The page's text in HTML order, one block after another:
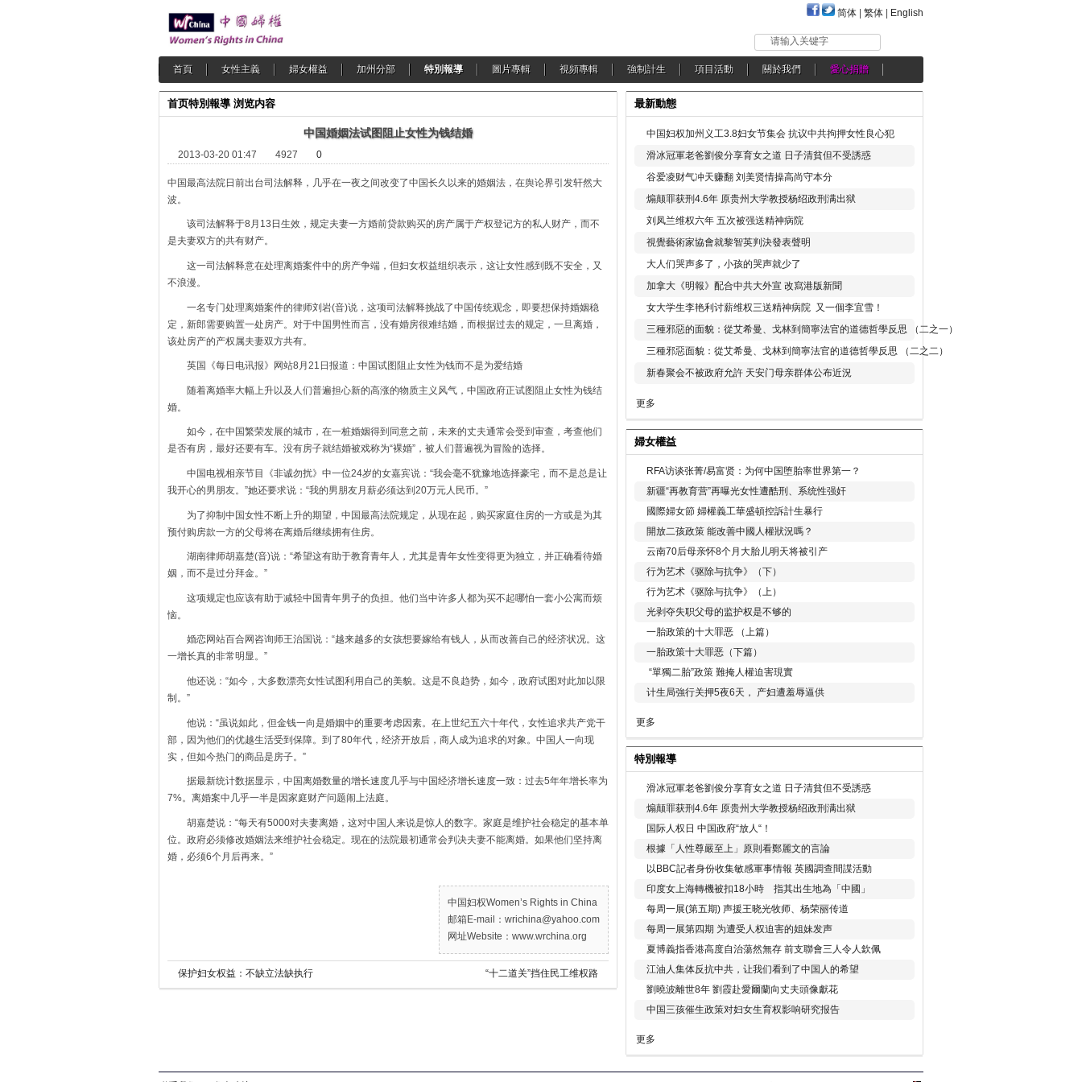
简体 繁体 English
请输入关键字
首頁 女性主義 婦女權益 加州分部 特別報導 圖片專輯 視頻專輯 強制計生 項目活動 關於我們 愛心捐贈
首页特別報導 浏览内容
中国婚姻法试图阻止女性为钱结婚
2013-03-20 01:47 4927 0
中国最高法院日前出台司法解释，几乎在一夜之间改变了中国长久以来的婚姻法，在舆论界引发轩然大
波。
该司法解释于8月13日生效，规定夫妻一方婚前贷款购买的房产属于产权登记方的私人财产，而不
是夫妻双方的共有财产。
这一司法解释意在处理离婚案件中的房产争端，但妇女权益组织表示，这让女性感到既不安全，又
不浪漫。
一名专门处理离婚案件的律师刘岩(音)说，这项司法解释挑战了中国传统观念，即要想保持婚姻稳
定，新郎需要购置一处房产。对于中国男性而言，没有婚房很难结婚，而根据过去的规定，一旦离婚，
该处房产的产权属夫妻双方共有。
英国《每日电讯报》网站8月21日报道：中国试图阻止女性为钱而不是为爱结婚
随着离婚率大幅上升以及人们普遍担心新的高涨的物质主义风气，中国政府正试图阻止女性为钱结
婚。
如今，在中国繁荣发展的城市，在一桩婚姻得到同意之前，未来的丈夫通常会受到审查，考查他们
是否有房，最好还要有车。没有房子就结婚被戏称为“裸婚”，被人们普遍视为冒险的选择。
中国电视相亲节目《非诚勿扰》中一位24岁的女嘉宾说：“我会毫不犹豫地选择豪宅，而不是总是让
我开心的男朋友。”她还要求说：“我的男朋友月薪必须达到20万元人民币。”
为了抑制中国女性不断上升的期望，中国最高法院规定，从现在起，购买家庭住房的一方或是为其
预付购房款一方的父母将在离婚后继续拥有住房。
湖南律师胡嘉楚(音)说：“希望这有助于教育青年人，尤其是青年女性变得更为独立，并正确看待婚
姻，而不是过分拜金。”
这项规定也应该有助于减轻中国青年男子的负担。他们当中许多人都为买不起哪怕一套小公寓而烦
恼。
婚恋网站百合网咨询师王治国说：“越来越多的女孩想要嫁给有钱人，从而改善自己的经济状况。这
一增长真的非常明显。”
他还说：“如今，大多数漂亮女性试图利用自己的美貌。这是不良趋势，如今，政府试图对此加以限
制。”
他说：“虽说如此，但金钱一向是婚姻中的重要考虑因素。在上世纪五六十年代，女性追求共产党干
部，因为他们的优越生活受到保障。到了80年代，经济开放后，商人成为追求的对象。中国人一向现
实，但如今热门的商品是房子。”
据最新统计数据显示，中国离婚数量的增长速度几乎与中国经济增长速度一致：过去5年年增长率为
7%。离婚案中几乎一半是因家庭财产问题闹上法庭。
胡嘉楚说：“每天有5000对夫妻离婚，这对中国人来说是惊人的数字。家庭是维护社会稳定的基本单
位。政府必须修改婚姻法来维护社会稳定。现在的法院最初通常会判决夫妻不能离婚。如果他们坚持离
婚，必须6个月后再来。”
中国妇权Women’s Rights in China
邮箱E-mail：wrichina@yahoo.com
网址Website：www.wrchina.org
保护妇女权益：不缺立法缺执行 “十二道关”挡住民工维权路
最新動態
中国妇权加州义工3.8妇女节集会 抗议中共拘押女性良心犯
滑冰冠軍老爸劉俊分享育女之道 日子清貧但不受誘惑
谷爱凌财气冲天赚翻 刘美贤情操高尚守本分
煽颠罪获刑4.6年 原贵州大学教授杨绍政刑满出狱
刘凤兰维权六年 五次被强送精神病院
視覺藝術家協會就黎智英判決發表聲明
大人们哭声多了，小孩的哭声就少了
加拿大《明報》配合中共大外宣 改寫港版新聞
女大学生李艳利讨薪维权三送精神病院 又一個李宜雪！
三種邪惡的面貌：從艾希曼、戈林到簡寧法官的道德哲學反思 （二之一）
三種邪惡面貌：從艾希曼、戈林到簡寧法官的道德哲學反思 （二之二）
新春聚会不被政府允許 天安门母亲群体公布近況
更多
婦女權益
RFA访谈张菁/易富贤：为何中国堕胎率世界第一？
新疆“再教育营”再曝光女性遭酷刑、系统性强奸
國際婦女節 婦權義工華盛頓控訴計生暴行
開放二孩政策 能改善中國人權狀況嗎？
云南70后母亲怀8个月大胎儿明天将被引产
行为艺术《驱除与抗争》（下）
行为艺术《驱除与抗争》（上）
光剥夺失职父母的监护权是不够的
一胎政策的十大罪恶 （上篇）
一胎政策十大罪恶（下篇）
“單獨二胎”政策 難掩人權迫害現實
计生局強行关押5夜6天， 产妇遭羞辱逼供
更多
特別報導
滑冰冠軍老爸劉俊分享育女之道 日子清貧但不受誘惑
煽颠罪获刑4.6年 原贵州大学教授杨绍政刑满出狱
国际人权日 中国政府“放人“！
根據「人性尊嚴至上」原則看鄭麗文的言論
以BBC記者身份收集敏感軍事情報 英國調查間諜活動
印度女上海轉機被扣18小時 指其出生地為「中國」
每周一展(第五期) 声援王晓光牧师、杨荣丽传道
每周一展第四期 为遭受人权迫害的姐妹发声
夏博義指香港高度自治蕩然無存 前支聯會三人令人欽佩
江油人集体反抗中共，让我们看到了中国人的希望
劉曉波離世8年 劉霞赴愛爾蘭向丈夫頭像獻花
中国三孩催生政策对妇女生育权影响研究报告
更多